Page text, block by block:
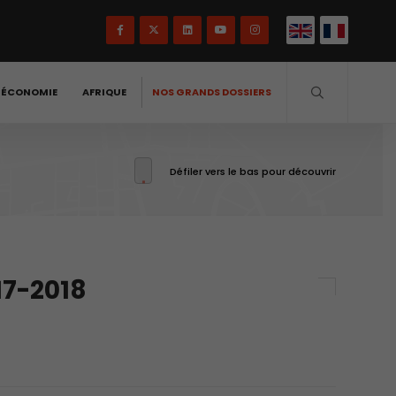
AFRIQUE NOS GRANDS DOSSIERS
Défiler vers le bas pour découvrir
2018